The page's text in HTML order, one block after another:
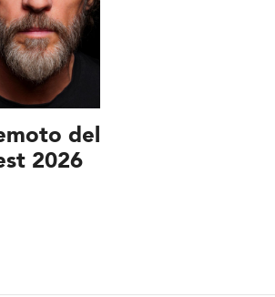
del
2026